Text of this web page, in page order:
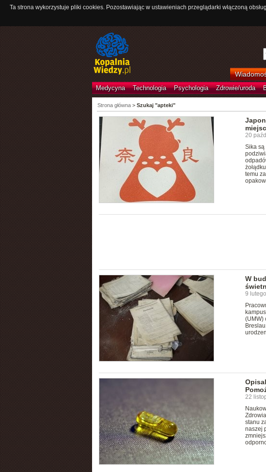
Ta strona wykorzystuje pliki cookies. Pozostawiając w ustawieniach przeglądarki włączoną
Medycyna Technologia Psychologia Zdrowie/uroda
Strona główna> Szukaj "apteki"
20
Sika są
temu
W
9
(UMW)
22
stanu
naszej